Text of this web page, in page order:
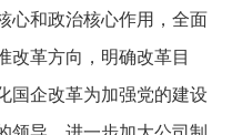
心和政治核心作用，全面
改革方向，明确改革目
国企改革为加强党的建设